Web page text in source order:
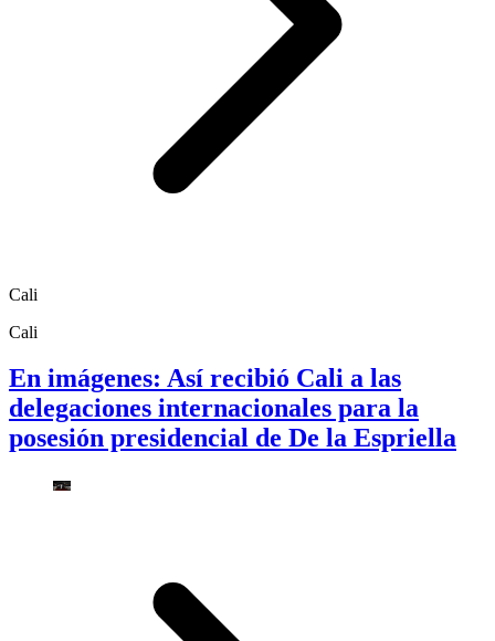
Cali
Cali
En imágenes: Así recibió Cali a las
delegaciones internacionales para la
posesión presidencial de De la Espriella